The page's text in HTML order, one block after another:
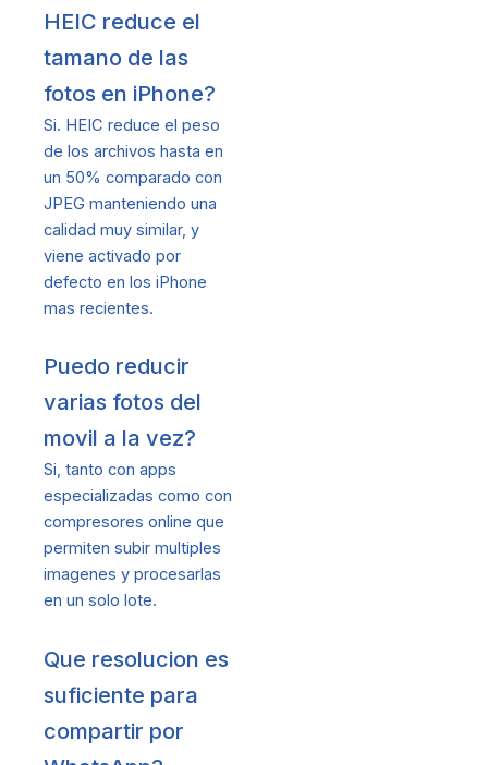
HEIC reduce el
tamano de las
fotos en iPhone?
Si. HEIC reduce el peso
de los archivos hasta en
un 50% comparado con
JPEG manteniendo una
calidad muy similar, y
viene activado por
defecto en los iPhone
mas recientes.
Puedo reducir
varias fotos del
movil a la vez?
Si, tanto con apps
especializadas como con
compresores online que
permiten subir multiples
imagenes y procesarlas
en un solo lote.
Que resolucion es
suficiente para
compartir por